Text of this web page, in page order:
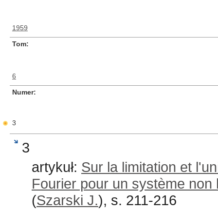
1959
Tom
6
Numer
3
3
artykuł: Sur la limitation et
Fourier pour un système
(Szarski J.), s. 211-216